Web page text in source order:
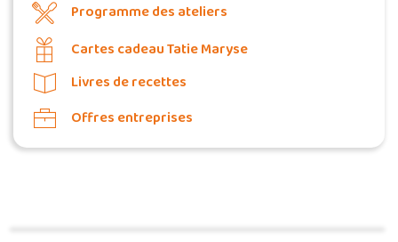
Programme des ateliers
Cartes cadeau Tatie Maryse
Livres de recettes
Offres entreprises